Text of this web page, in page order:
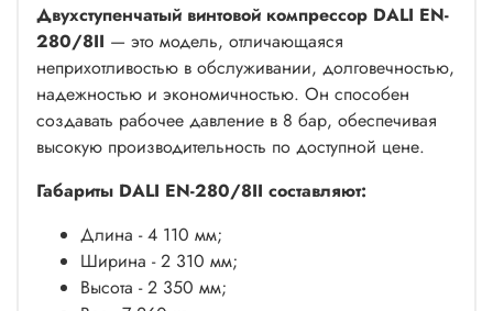
Двухступенчатый винтовой компрессор DALI EN-
280/8II — это модель, отличающаяся
неприхотливостью в обслуживании, долговечностью,
надежностью и экономичностью. Он способен
создавать рабочее давление в 8 бар, обеспечивая
высокую производительность по доступной цене.
Габариты DALI EN-280/8II составляют:
Длина - 4 110 мм;
Ширина - 2 310 мм;
Высота - 2 350 мм;